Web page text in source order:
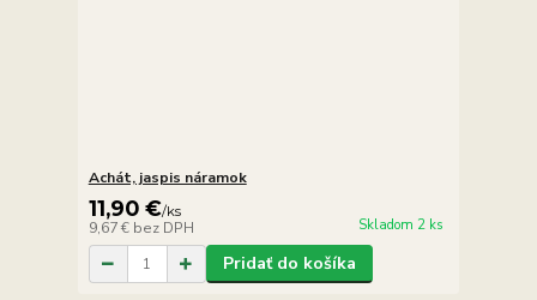
Achát, jaspis náramok
11,90 €/ks
9,67 € bez DPH Skladom 2 ks
Pridať do košíka